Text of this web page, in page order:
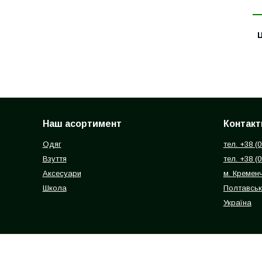
Наш асортимент
Одяг
Взуття
Аксесуари
Школа
тел. +38
тел. +38
м.
Україна